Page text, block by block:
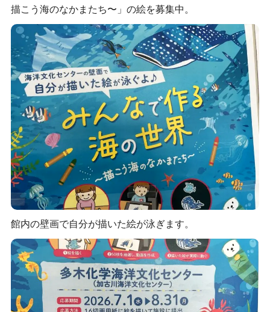
描こう海のなかまたち〜」の絵を募集中。
館内の壁画で自分が描いた絵が泳ぎます。